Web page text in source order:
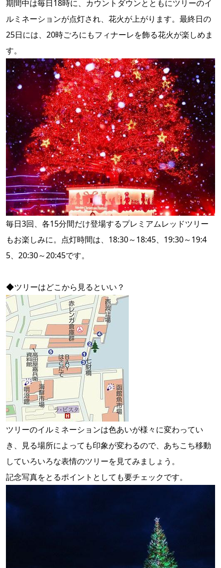
期間中は毎日18時に、カウントダウンとともにツリーのイ
ルミネーションが点灯され、花火が上がります。最終日の
25日には、20時ごろにもフィナーレを飾る花火が楽しめま
す。
毎日3回、各15分間だけ登場するプレミアムレッドツリー
もお楽しみに。点灯時間は、18:30～18:45、19:30～19:4
5、20:30～20:45です。
◆ツリーはどこから見るといい？
ツリーのイルミネーションは色あいが様々に変わってい
き、見る場所によっても印象が変わるので、あちこち移動
していろいろな表情のツリーを見てみましょう。
記念写真をとるポイントとしても要チェックです。